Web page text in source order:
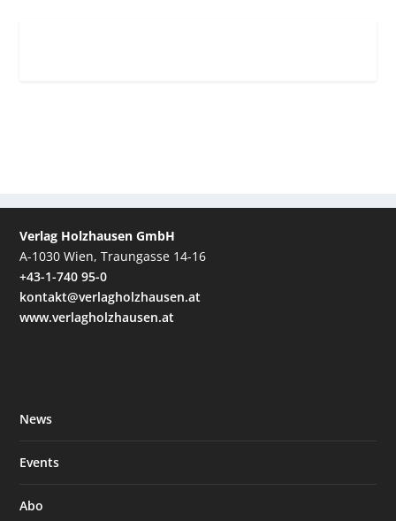
Verlag Holzhausen GmbH
A-1030 Wien, Traungasse 14-16
+43-1-740 95-0
kontakt@verlagholzhausen.at
www.verlagholzhausen.at
News
Events
Abo